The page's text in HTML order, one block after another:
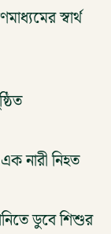
স্বার্থ
নারী নিহত
ডুবে শিশুর